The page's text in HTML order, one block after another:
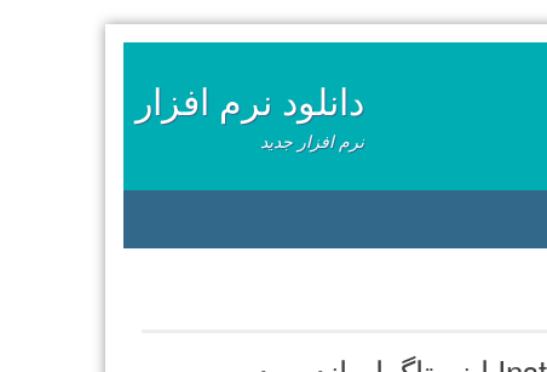
دانلود نرم افزار
نرم افزار جدید